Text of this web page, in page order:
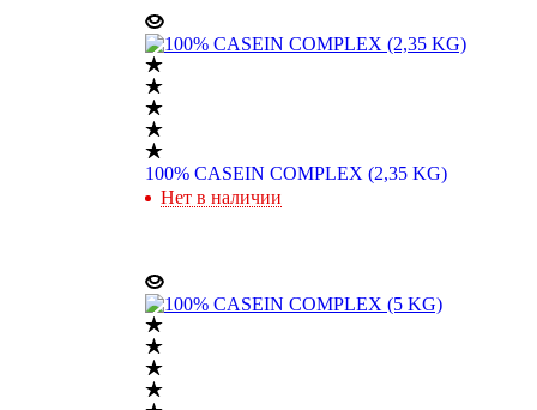
100% CASEIN COMPLEX (2,35 KG)
Нет в наличии